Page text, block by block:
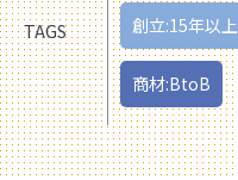
TAGS 創立:15年以上
商材:BtoB